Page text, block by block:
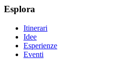
Esplora
Itinerari
Idee
Esperienze
Eventi